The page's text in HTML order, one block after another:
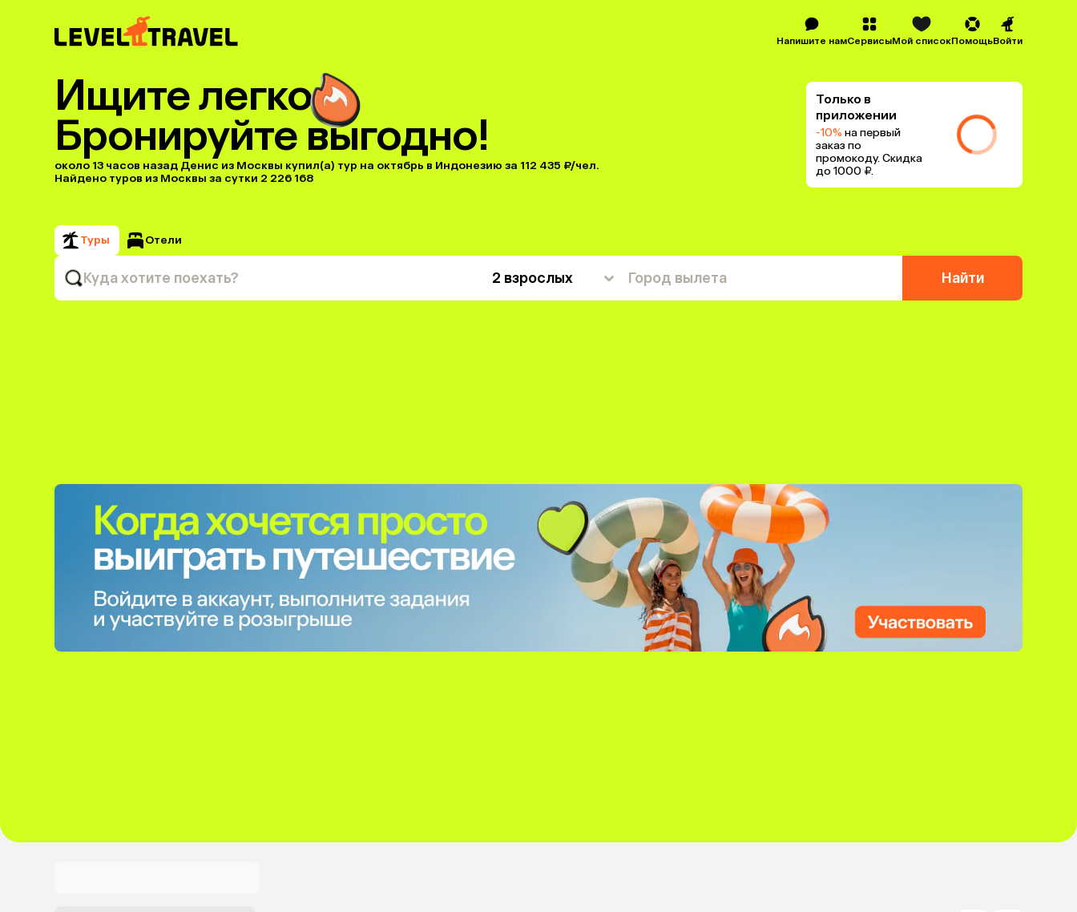
Напишите намСервисыМой списокПомощьВойти
Ищите легко
Бронируйте выгодно!
Только в
приложении
-10% на первый
заказ по
промокоду. Скидка
до 1000 ₽.
около 13 часов назад Денис из Москвы купил(a) тур на октябрь в Индонезию за 112 435 ₽/чел.
Найдено туров из Москвы за сутки 2 226 168
Туры Отели
Куда хотите поехать? 2 взрослых Город вылета Найти